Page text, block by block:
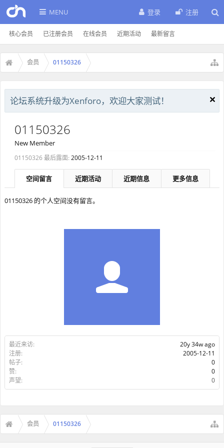
MENU
核心会员 已注册会员 在线会员 近期活动 最新留言
登录 注册
会员 01150326
论坛系统升级为Xenforo，欢迎大家测试！
最近来访:
20y 34w ago
注册:
2005-12-11
帖子:
0
赞:
0
声望:
0
01150326
New Member
01150326 最后露面: 2005-12-11
空间留言 近期活动 近期信息 更多信息
01150326 的个人空间没有留言。
会员 01150326